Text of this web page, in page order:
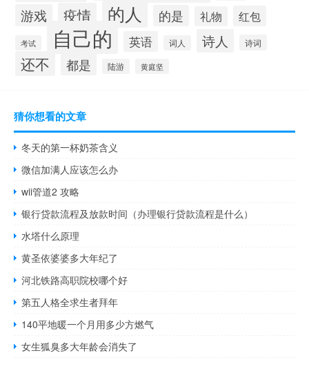
游戏 疫情 的人 的是 礼物 红包
考试 自己的 英语 词人 诗人 诗词
还不 都是 陆游 黄庭坚
猜你想看的文章
冬天的第一杯奶茶含义
微信加满人应该怎么办
wii管道2 攻略
银行贷款流程及放款时间（办理银行贷款流程是什么）
水塔什么原理
黄圣依婆婆多大年纪了
河北铁路高职院校哪个好
第五人格全求生者拜年
140平地暖一个月用多少方燃气
女生狐臭多大年龄会消失了